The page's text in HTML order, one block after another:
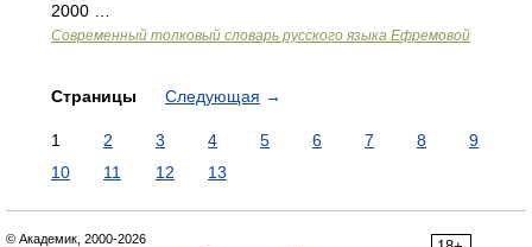
2000 …
Современный толковый словарь русского языка Ефремовой
Страницы Следующая →
1 2 3 4 5 6 7 8
9
10
11 12 13
© Академик, 2000-2026